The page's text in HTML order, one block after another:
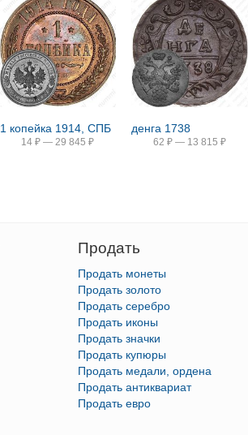
1 копейка 1914, СПБ
14 ₽ — 29 845 ₽
денга 1738
62 ₽ — 13 815 ₽
Продать
Продать монеты
Продать золото
Продать серебро
Продать иконы
Продать значки
Продать купюры
Продать медали, ордена
Продать антиквариат
Продать евро